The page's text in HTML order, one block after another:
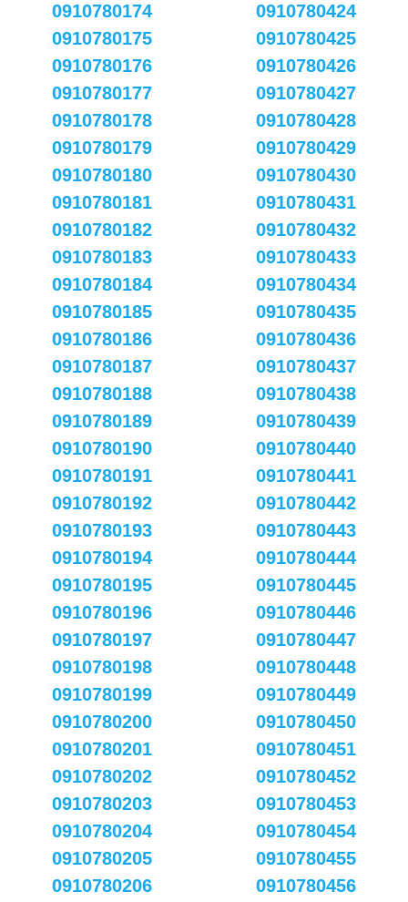
0910780174
0910780175
0910780176
0910780177
0910780178
0910780179
0910780180
0910780181
0910780182
0910780183
0910780184
0910780185
0910780186
0910780187
0910780188
0910780189
0910780190
0910780191
0910780192
0910780193
0910780194
0910780195
0910780196
0910780197
0910780198
0910780199
0910780200
0910780201
0910780202
0910780203
0910780204
0910780205
0910780206
0910780424
0910780425
0910780426
0910780427
0910780428
0910780429
0910780430
0910780431
0910780432
0910780433
0910780434
0910780435
0910780436
0910780437
0910780438
0910780439
0910780440
0910780441
0910780442
0910780443
0910780444
0910780445
0910780446
0910780447
0910780448
0910780449
0910780450
0910780451
0910780452
0910780453
0910780454
0910780455
0910780456